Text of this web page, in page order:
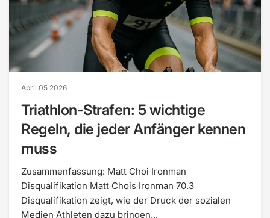
April 05 2026
Triathlon-Strafen: 5 wichtige
Regeln, die jeder Anfänger kennen
muss
Zusammenfassung: Matt Choi Ironman
Disqualifikation Matt Chois Ironman 70.3
Disqualifikation zeigt, wie der Druck der sozialen
Medien Athleten dazu bringen...